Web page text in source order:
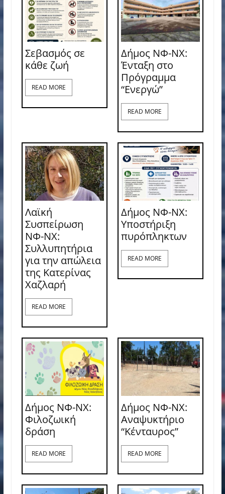
Σεβασμός σε
κάθε ζωή
READ MORE
Δήμος ΝΦ-ΝΧ:
Ένταξη στο
Πρόγραμμα
“Ενεργώ”
READ MORE
Λαϊκή
Συσπείρωση
ΝΦ-ΝΧ:
Συλλυπητήρια
για την απώλεια
της Κατερίνας
Χαζλαρή
READ MORE
Δήμος ΝΦ-ΝΧ:
Υποστήριξη
πυρόπληκτων
READ MORE
Δήμος ΝΦ-ΝΧ:
Φιλοζωική
δράση
READ MORE
Δήμος ΝΦ-ΝΧ:
Αναψυκτήριο
“Κένταυρος”
READ MORE